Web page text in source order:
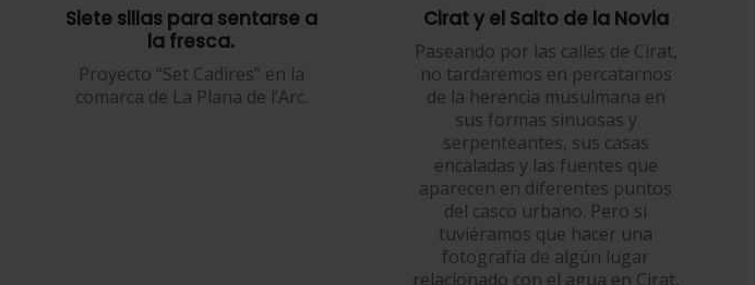
Siete sillas para sentarse a
la fresca.
Proyecto “Set Cadires” en la
comarca de La Plana de l’Arc.
Cirat y el Salto de la Novia
Paseando por las calles de Cirat,
no tardaremos en percatarnos
de la herencia musulmana en
sus formas sinuosas y
serpenteantes, sus casas
encaladas y las fuentes que
aparecen en diferentes puntos
del casco urbano. Pero si
tuviéramos que hacer una
fotografía de algún lugar
relacionado con el agua en Cirat,